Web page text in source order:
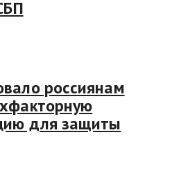
россиянам
для защиты